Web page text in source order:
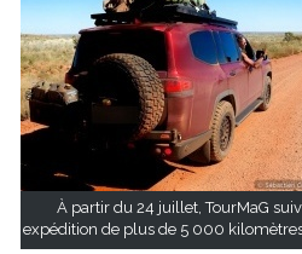
À partir du 24 juillet, TourMaG
expédition de plus de 5 000 kilomètres